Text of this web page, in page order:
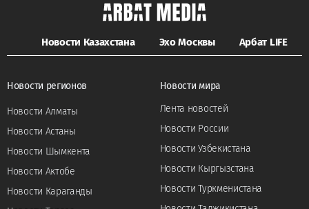
Новости Казахстана Эхо Москвы Арбат LIFE
Новости регионов
Новости Алматы
Новости Астаны
Новости Шымкента
Новости Актобе
Новости Караганды
Новости мира
Лента новостей
Новости России
Новости Узбекистана
Новости Кыргызстана
Новости Туркменистана